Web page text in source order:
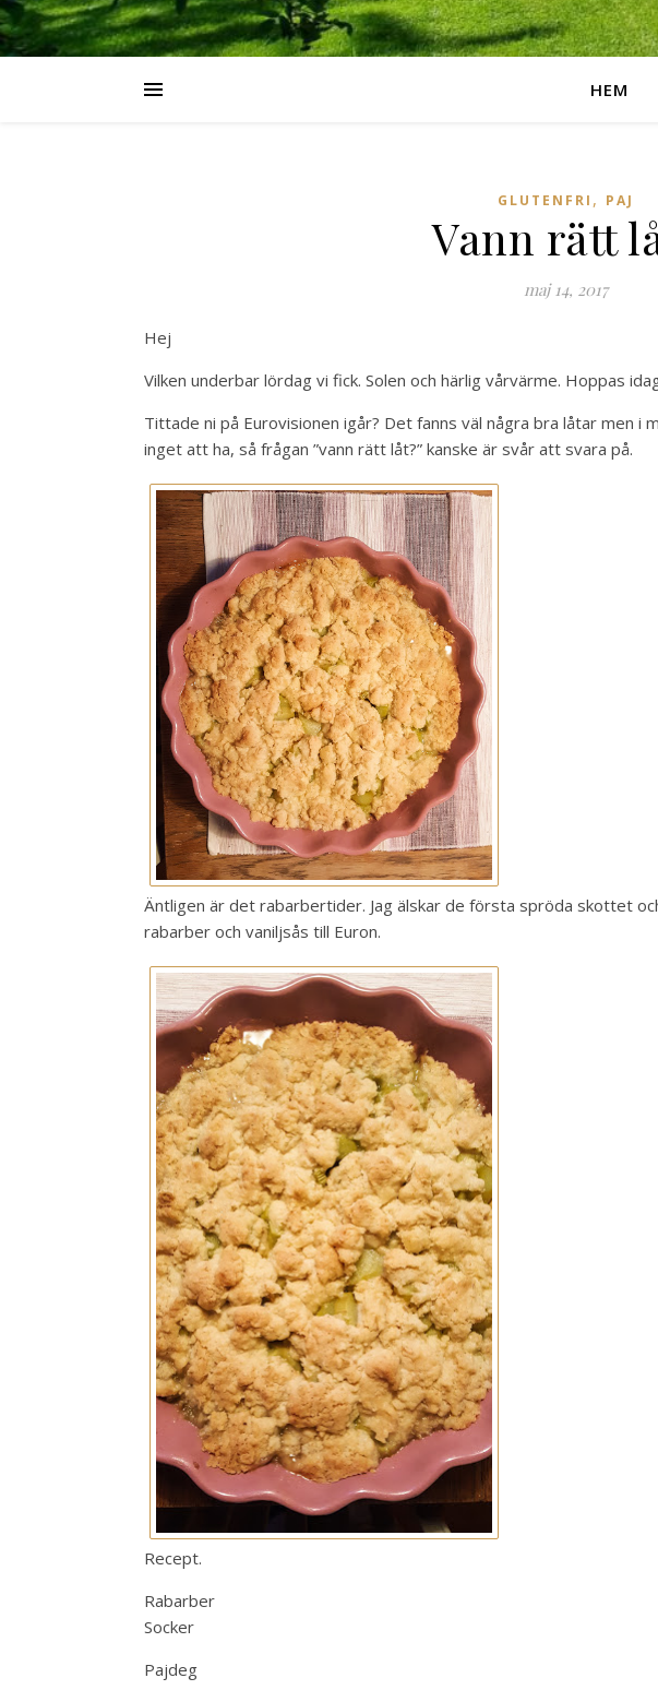
HEM
GLUTENFRI , PAJ
Vann rätt
maj 14, 2017
Hej
Vilken underbar lördag vi fick. Solen och härlig vårvärme. Hoppas
Tittade ni på Eurovisionen igår? Det fanns väl några bra låtar men i
inget att ha, så frågan ”vann rätt låt?” kanske är svår att svara på.
Äntligen är det rabarbertider. Jag älskar de första spröda skottet
rabarber och vaniljsås till Euron.
Recept.
Rabarber
Socker
Pajdeg